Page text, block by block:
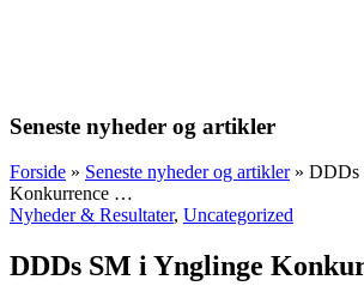
Seneste nyheder og artikler
Forside » Seneste nyheder og artikler» DDDs
Konkurrence …
Nyheder & Resultater, Uncategorized
DDDs SM i Ynglinge